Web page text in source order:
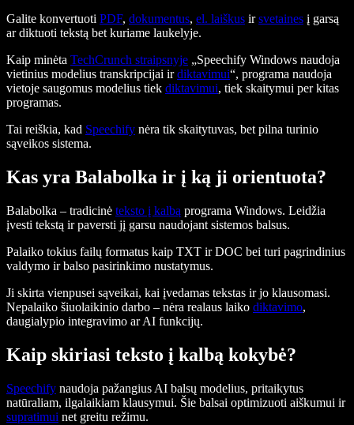
Galite konvertuoti PDF, dokumentus, el. laiškus irsvetaines į garsą
ar diktuoti tekstą bet kuriame laukelyje.
Kaip minėta TechCrunch straipsnyje „Speechify Windows naudoja
vietinius modelius transkripcijai irdiktavimui“, programa naudoja
vietoje saugomus modelius tiek diktavimui, tiek skaitymui per kitas
programas.
Tai reiškia, kad Speechify nėra tik skaitytuvas, bet pilna turinio
sąveikos sistema.
Kas yra Balabolka ir į ką ji orientuota?
Balabolka – tradicinė teksto į kalbą programa Windows. Leidžia
įvesti tekstą ir paversti jį garsu naudojant sistemos balsus.
Palaiko tokius failų formatus kaip TXT ir DOC bei turi pagrindinius
valdymo ir balso pasirinkimo nustatymus.
Ji skirta vienpusei sąveikai, kai įvedamas tekstas ir jo klausomasi.
Nepalaiko šiuolaikinio darbo – nėra realaus laiko diktavimo,
daugialypio integravimo ar AI funkcijų.
Kaip skiriasi teksto į kalbą kokybė?
Speechify naudoja pažangius AI balsų modelius, pritaikytus
natūraliam, ilgalaikiam klausymui. Šie balsai optimizuoti aiškumui ir
supratimui net greitu režimu.